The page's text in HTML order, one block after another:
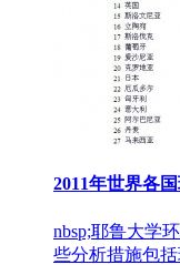
2011年世界各
nbsp;耶鲁大学
些分析措施包